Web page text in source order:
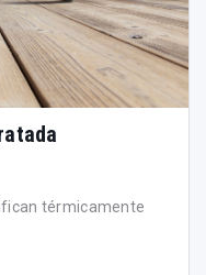
térmicamente